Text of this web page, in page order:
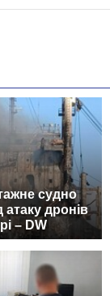
судно
атаку дронів
– DW